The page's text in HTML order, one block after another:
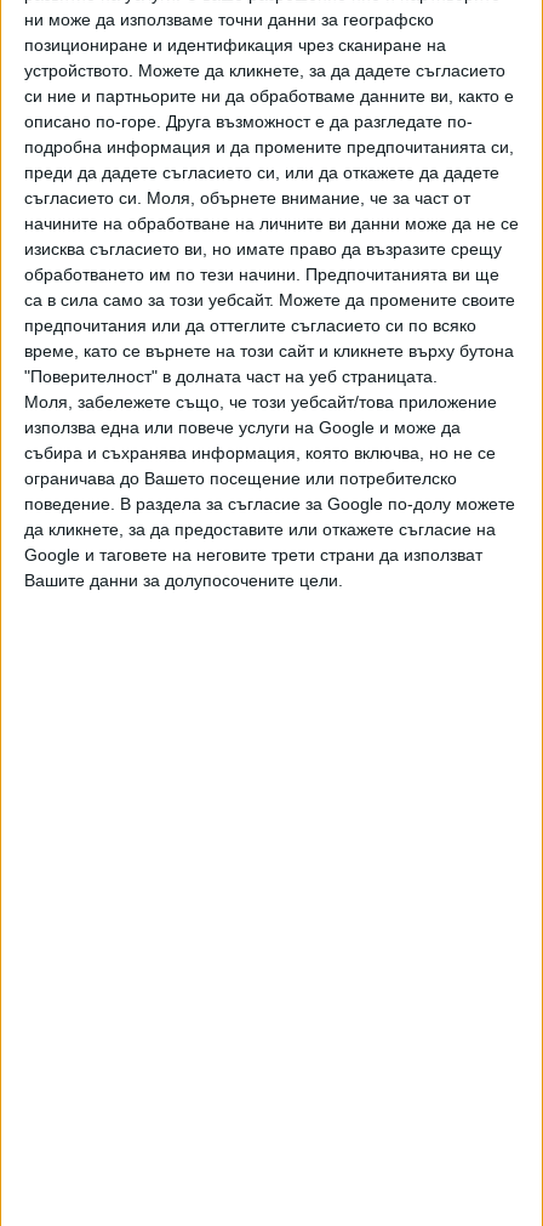
ни може да използваме точни данни за географско
позициониране и идентификация чрез сканиране на
устройството. Можете да кликнете, за да дадете съгласието
си ние и партньорите ни да обработваме данните ви, както е
описано по-горе. Друга възможност е да разгледате по-
подробна информация и да промените предпочитанията си,
преди да дадете съгласието си, или да откажете да дадете
съгласието си.
Моля, обърнете внимание, че за част от
начините на обработване на личните ви данни може да не се
изисква съгласието ви, но имате право да възразите срещу
обработването им по тези начини. Предпочитанията ви ще
са в сила само за този уебсайт. Можете да промените своите
предпочитания или да оттеглите съгласието си по всяко
време, като се върнете на този сайт и кликнете върху бутона
"Поверителност" в долната част на уеб страницата.
Моля, забележете също, че този уебсайт/това приложение
използва една или повече услуги на Google и може да
събира и съхранява информация, която включва, но не се
ограничава до Вашето посещение или потребителско
поведение. В раздела за съгласие за Google по-долу можете
да кликнете, за да предоставите или откажете съгласие на
Google и таговете на неговите трети страни да използват
Вашите данни за долупосочените цели.
с намерение да убие полицая. Според нея, тъй като е бил
пиян, той не е бил способен да направи нещо на някого.
Адвокатът настоя да му бъде наложена по-лека мярка и
да бъде освободен срещу подписка или домашен арест.
По време на заседанието стана ясно, че Енгин не приема
обвиненията срещу него. Въпреки че в предишните си
показания беше казал, че е наясно какво е извършил.
Братът на Енгин - Мустафа заяви преди заседанието,
че откакто брат му е в затвора, не го е виждал и не е
ходил на свиждане. Той отказа да говори повече за
случая, но отбеляза, че е сърдит на брат си за случилото
се.
В Одрин са родителите на загиналия полицай, както и
директорът на "Гранична полиция" Антон Златанов.
"Сега" припомня, че през ноември м.г. съдът в Одрин
остави за постоянно в ареста 28-годишния Енгин
Ергуван, обвинен в убийството на българския граничен
полицай Петър Бъчваров и пусна на свобода брат му-